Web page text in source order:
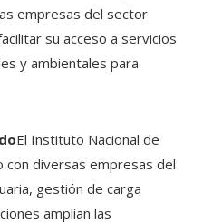
empresas del sector
su acceso a servicios
y ambientales para
El Instituto Nacional de
con diversas empresas del
gestión de carga
amplían las